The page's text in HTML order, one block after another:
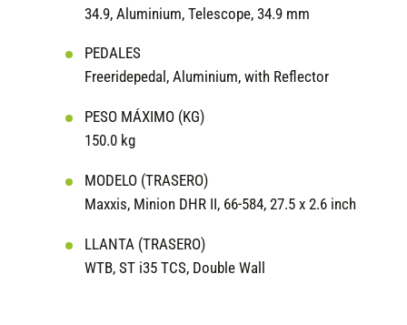
34.9, Aluminium, Telescope, 34.9 mm
PEDALES
Freeridepedal, Aluminium, with Reflector
PESO MÁXIMO (KG)
150.0 kg
MODELO (TRASERO)
Maxxis, Minion DHR II, 66-584, 27.5 x 2.6 inch
LLANTA (TRASERO)
WTB, ST i35 TCS, Double Wall